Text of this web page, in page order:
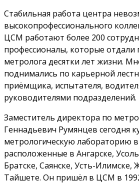
Стабильная работа центра
высокопрофессионального
ЦСМ работают более 200
профессионалы, которые отдали
метролога десятки лет жизни.
поднимались по карьерной
приёмщика, испытателя,
руководителями подразделений.
Заместитель директора по
Геннадьевич Румянцев сегодня
метрологическую лабораторию
расположенные в Ангарске,
Братске, Саянске, Усть-Илимске,
Тайшете. Он пришёл в ЦСМ в